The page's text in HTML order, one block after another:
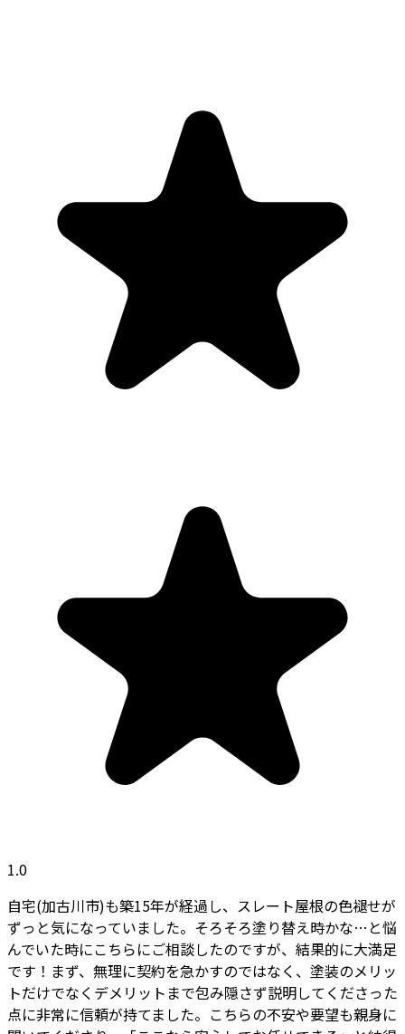
1.0
自宅(加古川市)も築15年が経過し、スレート屋根の色褪せが
ずっと気になっていました。そろそろ塗り替え時かな…と悩
んでいた時にこちらにご相談したのですが、結果的に大満足
です！まず、無理に契約を急かすのではなく、塗装のメリッ
トだけでなくデメリットまで包み隠さず説明してくださった
点に非常に信頼が持てました。こちらの不安や要望も親身に